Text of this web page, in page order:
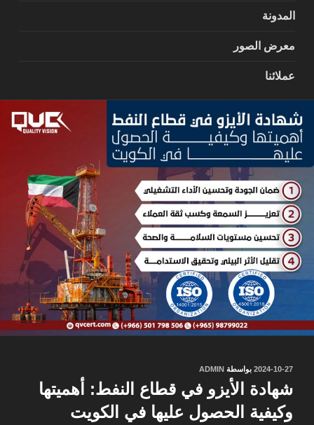
المدونة
معرض الصور
عملائنا
نُشر
2024-10-27 بواسطة ADMIN
شهادة الأيزو في قطاع النفط: أهميتها
وكيفية الحصول عليها في الكويت